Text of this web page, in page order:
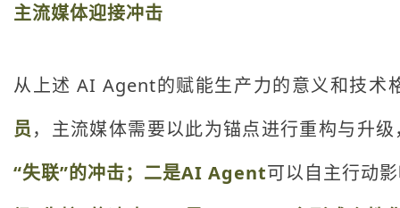
主流媒体迎接冲击
从上述 AI Agent的赋能生产力的意义和技术
员，主流媒体需要以此为锚点进行重构与升
“失联”的冲击；二是AI Agent可以自主行动